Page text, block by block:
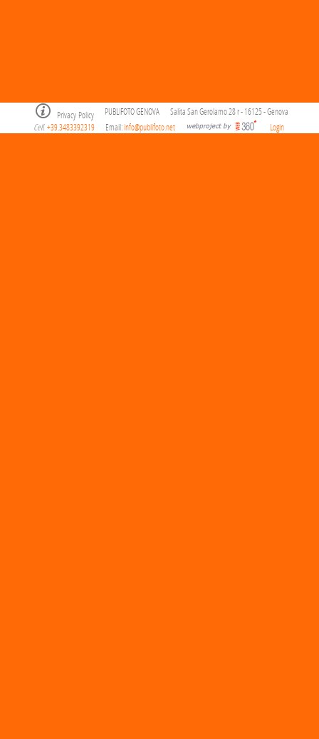
Privacy Policy PUBLIFOTO GENOVA
Salita San Gerolamo 28 r - 16125 - Genova
Cell. +39.3483392319 Email:info@publifoto.net Login